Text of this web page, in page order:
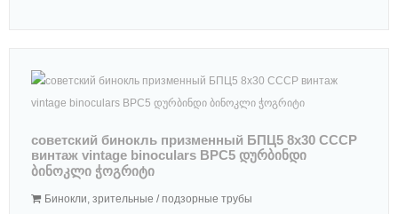
советский бинокль призменный БПЦ5 8x30 СССР
винтаж vintage binoculars BPC5 დურბინდი
ბინოკლი ჭოგრიტი
Бинокли, зрительные / подзорные трубы